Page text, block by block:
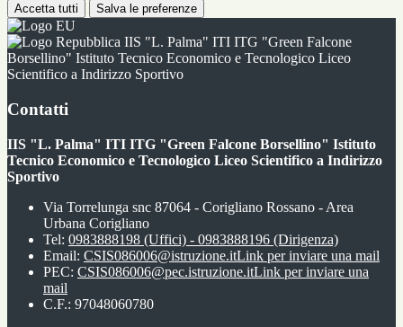
Accetta tutti Salva le preferenze
IIS "L. Palma" ITI ITG "Green Falcone
Borsellino" Istituto Tecnico Economico e Tecnologico Liceo
Scientifico a Indirizzo Sportivo
Contatti
IIS "L. Palma" ITI ITG "Green Falcone Borsellino" Istituto
Tecnico Economico e Tecnologico Liceo Scientifico a Indirizzo
Sportivo
Via Torrelunga snc 87064 - Corigliano Rossano - Area
Urbana Corigliano
Tel: 0983888198 (Uffici) - 0983888196 (Dirigenza)
Email: CSIS086006@istruzione.itLink per inviare una mail
PEC: CSIS086006@pec.istruzione.itLink per inviare una
mail
C.F.: 97048060780